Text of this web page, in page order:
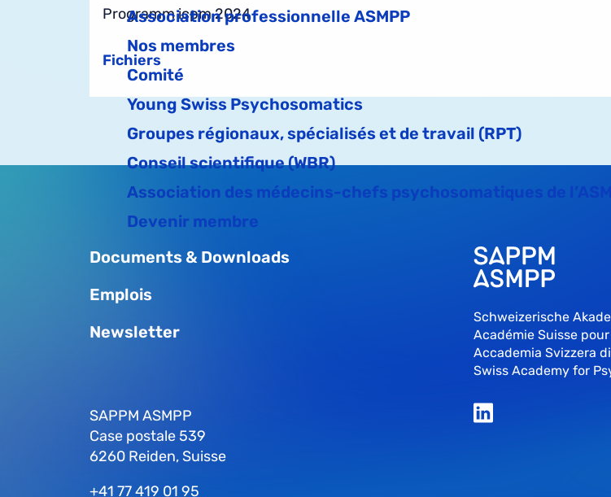
Association professionnelle ASMPP
Nos membres
Comité
Young Swiss Psychosomatics
Groupes régionaux, spécialisés et de travail (RPT)
Conseil scientifique (WBR)
Association des médecins-chefs psychosomatiques de
Devenir membre
Programm icpm 2024
Fichiers
Documents & Downloads
Emplois
Newsletter
SAPPM ASMPP
Case postale 539
6260 Reiden, Suisse
+41 77 419 01 95
Schweizerische
Académie Suisse
Accademia Svizzera
Swiss Academy for